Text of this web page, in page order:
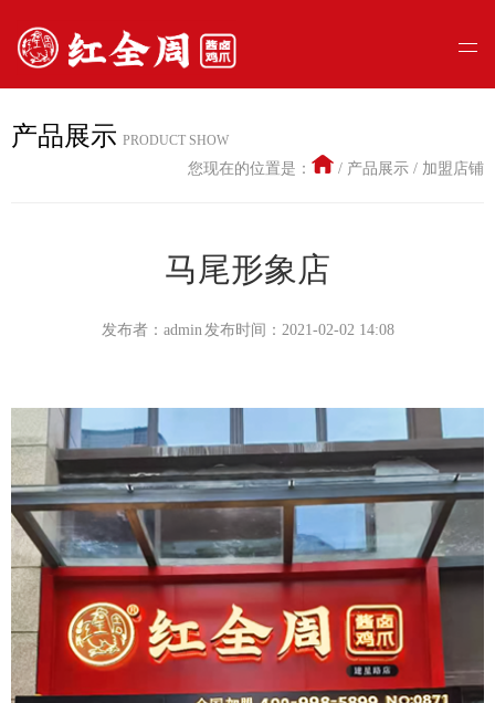
产品展示 PRODUCT SHOW
您现在的位置是： / 产品展示 / 加盟店铺
马尾形象店
发布者：admin发布时间：2021-02-02 14:08